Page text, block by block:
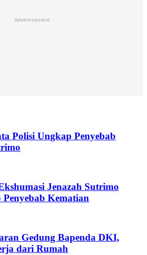
Advertisement
Polisi Ungkap Penyebab
Jenazah Sutrimo
Kematian
Gedung Bapenda DKI,
dari Rumah